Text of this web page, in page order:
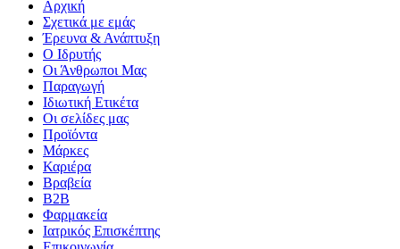
Αρχική
Σχετικά με εμάς
Έρευνα & Ανάπτυξη
Ο Ιδρυτής
Οι Άνθρωποι Μας
Παραγωγή
Ιδιωτική Ετικέτα
Οι σελίδες μας
Προϊόντα
Μάρκες
Καριέρα
Βραβεία
B2B
Φαρμακεία
Ιατρικός Επισκέπτης